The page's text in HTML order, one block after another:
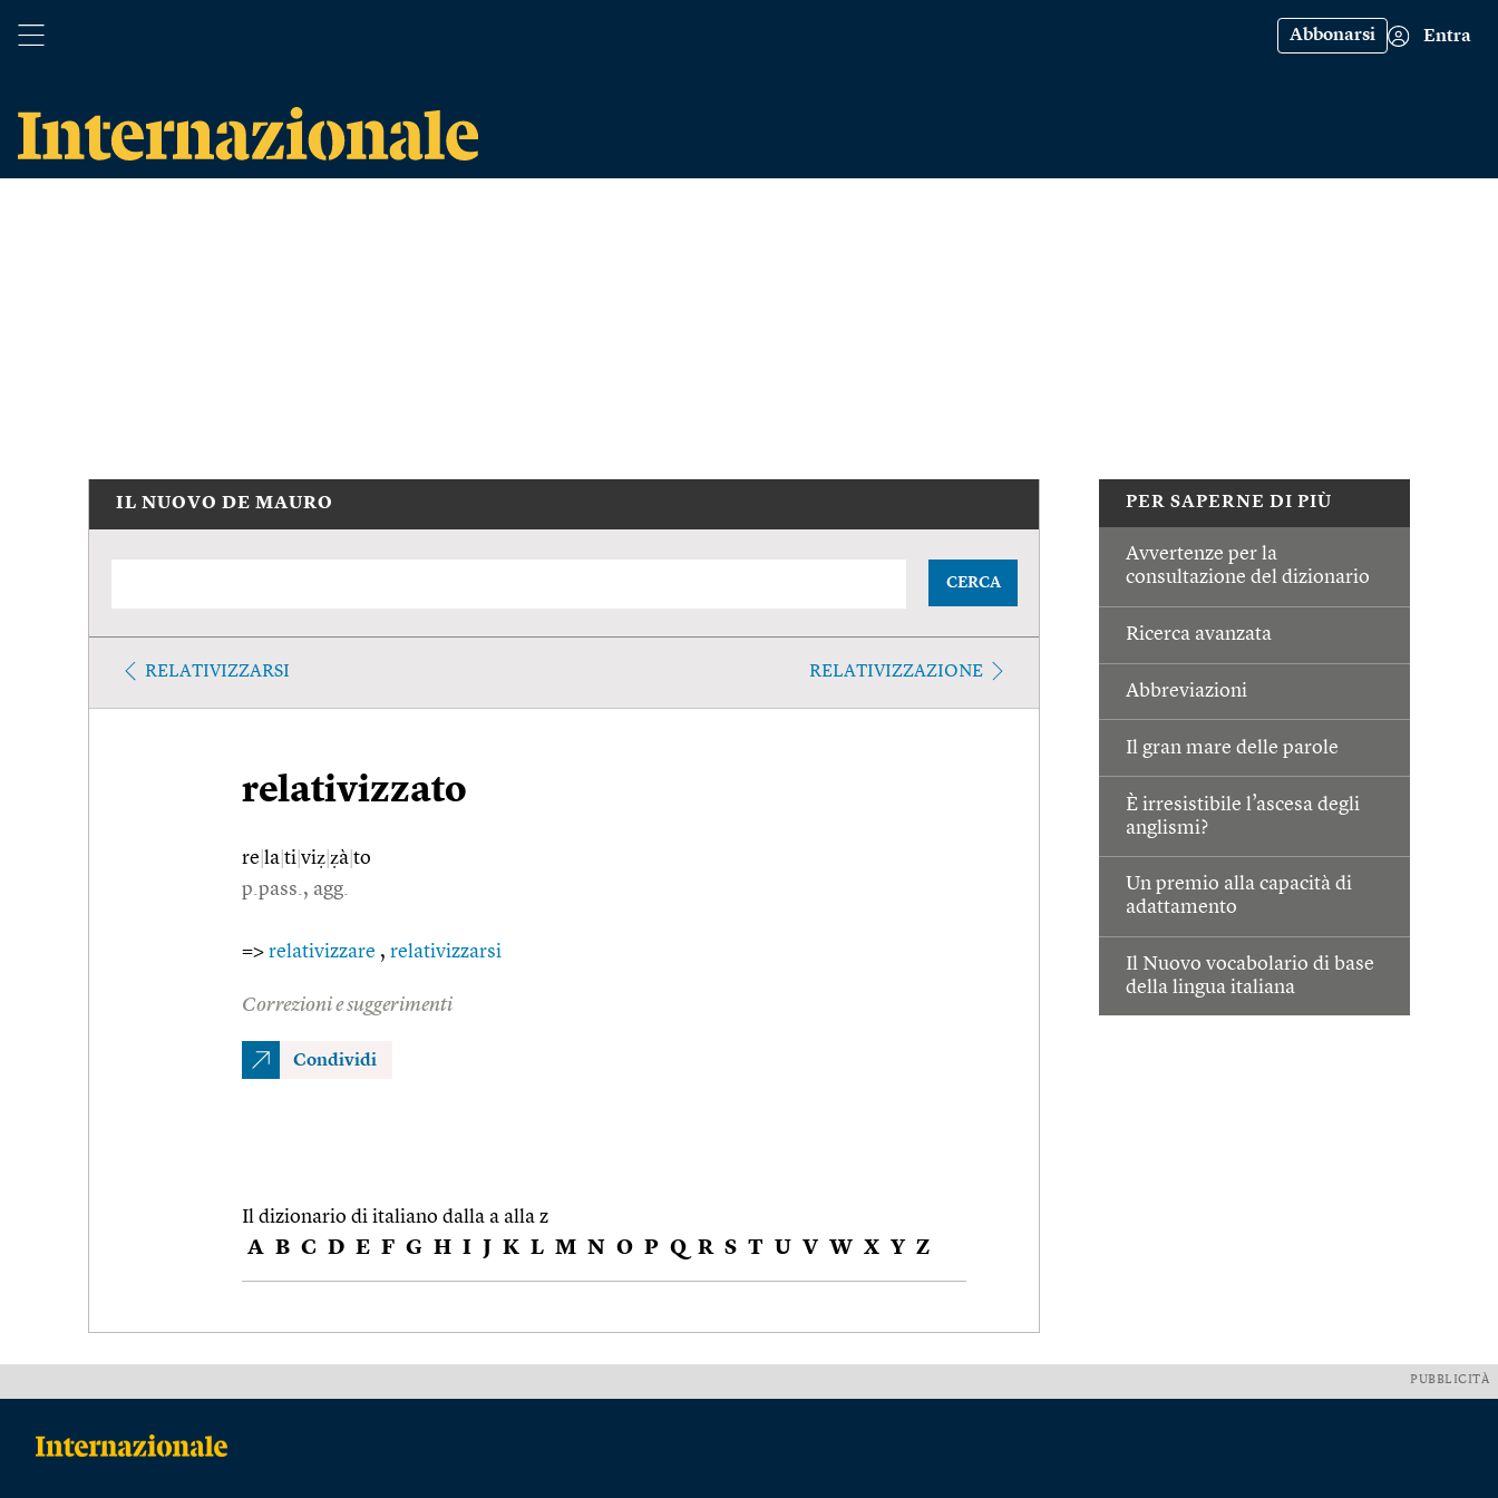
Abbonarsi Entra
PER SAPERNE DI PIÙ
Avvertenze per la
consultazione del dizionario
Ricerca avanzata
Abbreviazioni
Il gran mare delle parole
È irresistibile l’ascesa degli
anglismi?
Un premio alla capacità di
adattamento
Il Nuovo vocabolario di base
della lingua italiana
IL NUOVO DE MAURO
CERCA
RELATIVIZZARSI RELATIVIZZAZIONE
relativizzato
re la ti viẓ ẓà to
p.pass., agg.
=> relativizzare , relativizzarsi
Correzioni e suggerimenti
Condividi
Il dizionario di italiano dalla a alla z
A B C D E F G H I J K L M N O P Q R S T U V W X Y Z
PUBBLICITÀ